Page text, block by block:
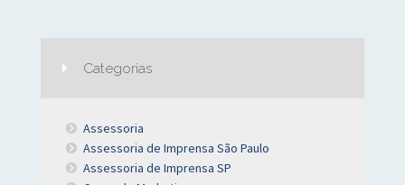
Categorias
Assessoria
Assessoria de Imprensa São Paulo
Assessoria de Imprensa SP